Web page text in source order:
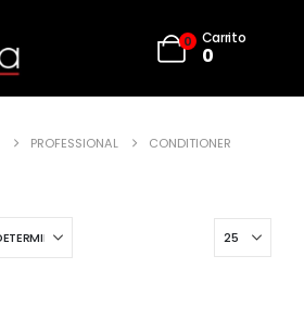
0 Carrito
0
PROFESSIONAL CONDITIONER